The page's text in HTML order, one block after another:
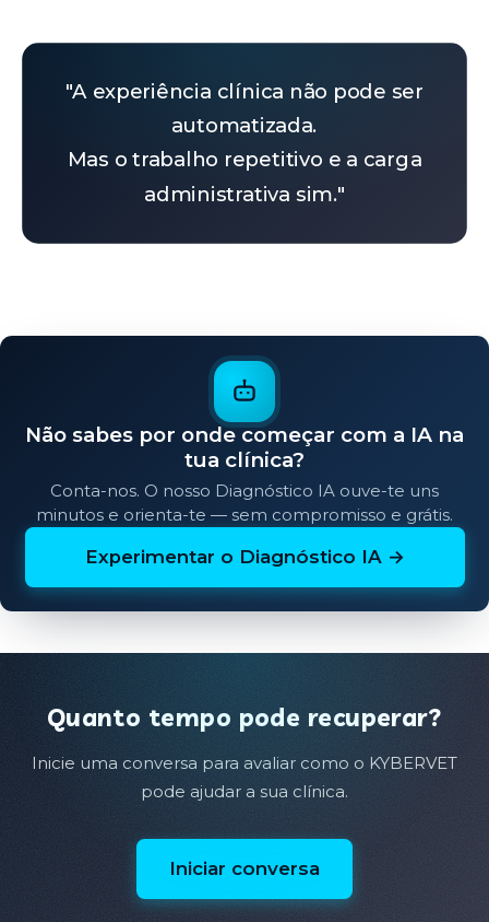
"A experiência clínica não pode ser
automatizada.
Mas o trabalho repetitivo e a carga
administrativa sim."
Não sabes por onde começar com a IA na
tua clínica?
Conta-nos. O nosso Diagnóstico IA ouve-te uns
minutos e orienta-te — sem compromisso e grátis.
Experimentar o Diagnóstico IA →
Quanto tempo pode recuperar?
Inicie uma conversa para avaliar como o KYBERVET
pode ajudar a sua clínica.
Iniciar conversa